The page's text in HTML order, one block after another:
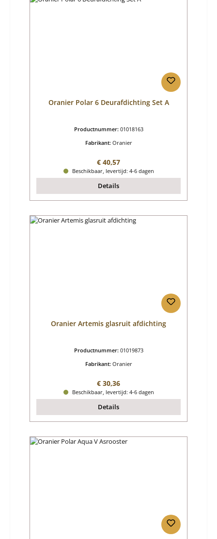
Oranier Polar 6 Deurafdichting Set A
Productnummer: 01018163
Fabrikant: Oranier
Normale prijs:
€ 40,57
Beschikbaar, levertijd: 4-6 dagen
Details
Oranier Artemis glasruit afdichting
Productnummer: 01019873
Fabrikant: Oranier
Normale prijs:
€ 30,36
Beschikbaar, levertijd: 4-6 dagen
Details